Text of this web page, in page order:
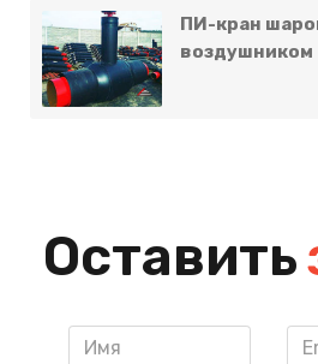
ПИ-кран
воздушником
Оставить